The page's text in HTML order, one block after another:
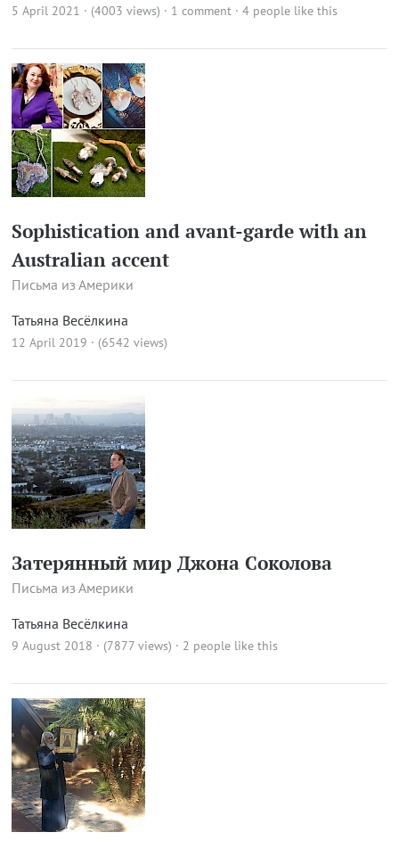
5 April 2021 · (4003 views) · 1 comment · 4 people like this
Sophistication and avant-garde with an
Australian accent
Письма из Америки
Татьяна Весёлкина
12 April 2019 · (6542 views)
Затерянный мир Джона Соколова
Письма из Америки
Татьяна Весёлкина
9 August 2018 · (7877 views) · 2 people like this